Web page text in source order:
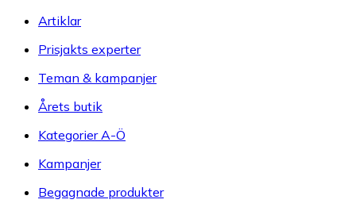
Artiklar
Prisjakts experter
Teman & kampanjer
Årets butik
Kategorier A-Ö
Kampanjer
Begagnade produkter